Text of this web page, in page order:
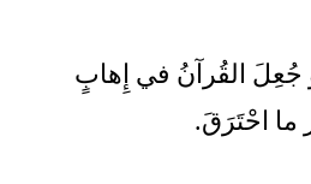
القُرآنُ في إِهابٍ
ما احْتَرَقَ.